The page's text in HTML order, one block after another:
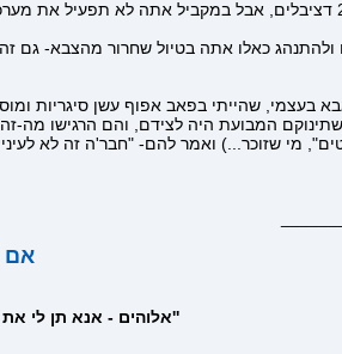
בעצמי, שהייתי בפאב אפוף עשן סיגריות
המבועת היה לצידם, והם הרגישו מה-זה-
מי שזוכר...) ואמר להם- "חבר'ה זה לא
אם
''אלוהים - אנא תן לי